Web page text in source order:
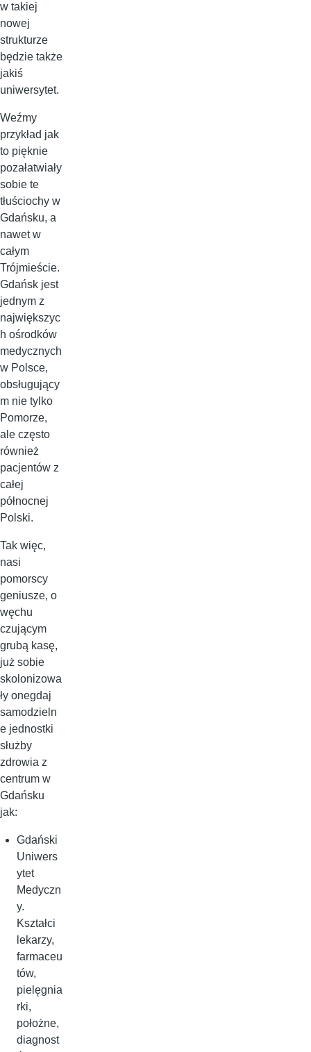
w takiej
nowej
strukturze
będzie także
jakiś
uniwersytet.
Weźmy
przykład jak
to pięknie
pozałatwiały
sobie te
tłuściochy w
Gdańsku, a
nawet w
całym
Trójmieście.
Gdańsk jest
jednym z
największyc
h ośrodków
medycznych
w Polsce,
obsługujący
m nie tylko
Pomorze,
ale często
również
pacjentów z
całej
północnej
Polski.
Tak więc,
nasi
pomorscy
geniusze, o
węchu
czującym
grubą kasę,
już sobie
skolonizowa
ły onegdaj
samodzieln
e jednostki
służby
zdrowia z
centrum w
Gdańsku
jak:
Gdański
Uniwers
ytet
Medyczn
y.
Kształci
lekarzy,
farmaceu
tów,
pielęgnia
rki,
położne,
diagnost